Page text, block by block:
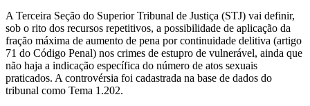
A Terceira Seção do Superior Tribunal de Justiça (STJ) vai definir,
sob o rito dos recursos repetitivos, a possibilidade de aplicação da
fração máxima de aumento de pena porcontinuidade delitiva (artigo
71 do Código Penal) nos crimes de estupro de vulnerável, ainda que
não haja a indicação específica do número de atos sexuais
praticados. A controvérsia foi cadastrada na base de dados do
tribunal como Tema 1.202.